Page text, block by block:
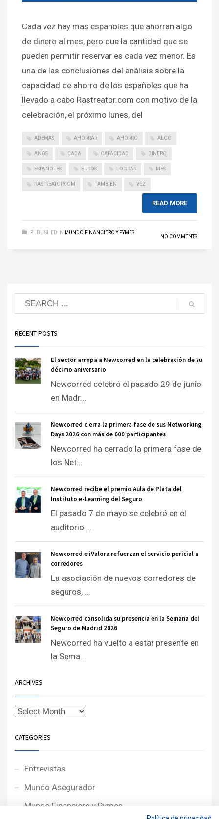
Cada vez hay más españoles que ahorran algo
de dinero al mes, pero que la cantidad que se
pueden permitir reservar es cada vez menor. Es
una de las conclusiones del análisis sobre la
capacidad de ahorro de los españoles que ha
llevado a cabo Rastreator.com con motivo de la
celebración, el próximo lunes, del
ADEMAS AHORRAR AHORRO ALGO
ANOS CADA CAPACIDAD DINERO
ESPANOLES EUROS LOGRAR MES
RASTREATORCOM TAMBIEN VEZ
READ MORE
PUBLISHED IN MUNDO FINANCIERO Y PYMES
NO COMMENTS
RECENT POSTS
El sector arropa a Newcorred en la celebración de su
décimo aniversario
Newcorred celebró el pasado 29 de junio
en Madr...
Newcorred cierra la primera fase de sus Networking
Days 2026 con más de 600 participantes
Newcorred ha cerrado la primera fase de
los Net...
Newcorred recibe el premio Aula de Plata del
Instituto e-Learning del Seguro
El pasado 7 de mayo se celebró en el
auditorio ...
Newcorred e iValora refuerzan el servicio pericial a
corredores
La asociación de nuevos corredores de
seguros, ...
Newcorred consolida su presencia en la Semana del
Seguro de Madrid 2026
Newcorred ha vuelto a estar presente en
la Sema...
ARCHIVES
CATEGORIES
Entrevistas
Mundo Asegurador
Mundo Financiero y Pymes